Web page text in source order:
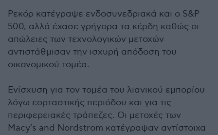
Ρεκόρ κατέγραψε ενδοσυνεδριακά και ο S&P
500, αλλά έχασε γρήγορα τα κέρδη καθώς οι
απώλειες των τεχνολογικών μετοχών
αντιστάθμισαν την ισχυρή απόδοση του
οικονομικού τομέα.
Ενίσχυση για τον τομέα του λιανικού εμπορίου
λόγω εορταστικής περιόδου και για τις
περιφερειακές τράπεζες. Οι μετοχές των
Macy's and Nordstrom κατέγραψαν αντίστοιχα